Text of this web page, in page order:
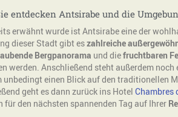
entdecken Antsirabe und die
erwähnt wurde ist Antsirabe eine der
dieser Stadt gibt eszahlreiche
Bergpanorama und diefruchtbaren
werden. Anschließend steht außerdem noch
unbedingt einen Blick auf den traditionellen
geht es dann zurück ins Hotel Chambres
für den nächsten spannenden Tag auf Ihrer